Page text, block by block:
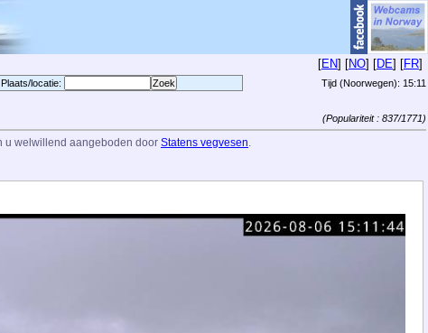
[EN] [NO] [DE] [FR]
Plaats/locatie: Tijd (Noorwegen): 15:11